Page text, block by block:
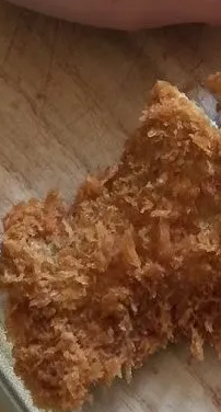
ホーム 店舗紹介